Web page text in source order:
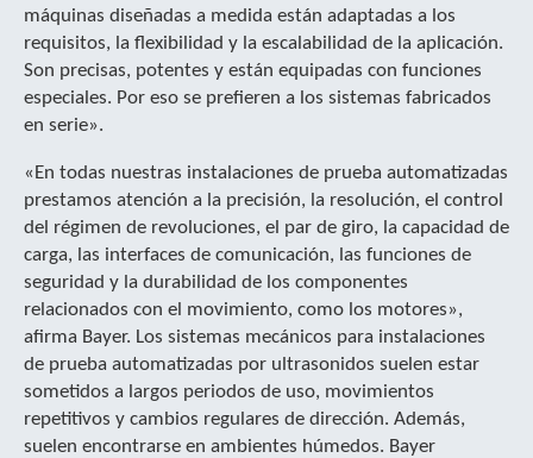
máquinas diseñadas a medida están adaptadas a los
requisitos, la flexibilidad y la escalabilidad de la aplicación.
Son precisas, potentes y están equipadas con funciones
especiales. Por eso se prefieren a los sistemas fabricados
en serie».
«En todas nuestras instalaciones de prueba automatizadas
prestamos atención a la precisión, la resolución, el control
del régimen de revoluciones, el par de giro, la capacidad de
carga, las interfaces de comunicación, las funciones de
seguridad y la durabilidad de los componentes
relacionados con el movimiento, como los motores»,
afirma Bayer. Los sistemas mecánicos para instalaciones
de prueba automatizadas por ultrasonidos suelen estar
sometidos a largos periodos de uso, movimientos
repetitivos y cambios regulares de dirección. Además,
suelen encontrarse en ambientes húmedos. Bayer